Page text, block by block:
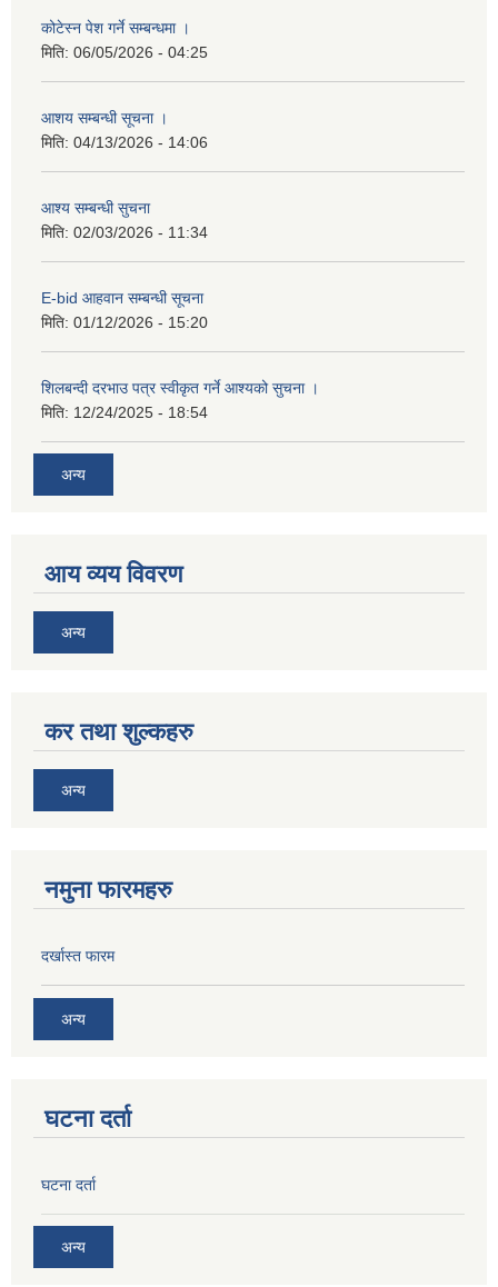
कोटेस्न पेश गर्ने सम्बन्धमा ।
मिति: 06/05/2026 - 04:25
आशय सम्बन्धी सूचना ।
मिति: 04/13/2026 - 14:06
आश्य सम्बन्धी सुचना
मिति: 02/03/2026 - 11:34
E-bid आहवान सम्बन्धी सूचना
मिति: 01/12/2026 - 15:20
शिलबन्दी दरभाउ पत्र स्वीकृत गर्ने आश्यको सुचना ।
मिति: 12/24/2025 - 18:54
अन्य
आय व्यय विवरण
अन्य
कर तथा शुल्कहरु
अन्य
नमुना फारमहरु
दर्खास्त फारम
अन्य
घटना दर्ता
घटना दर्ता
अन्य